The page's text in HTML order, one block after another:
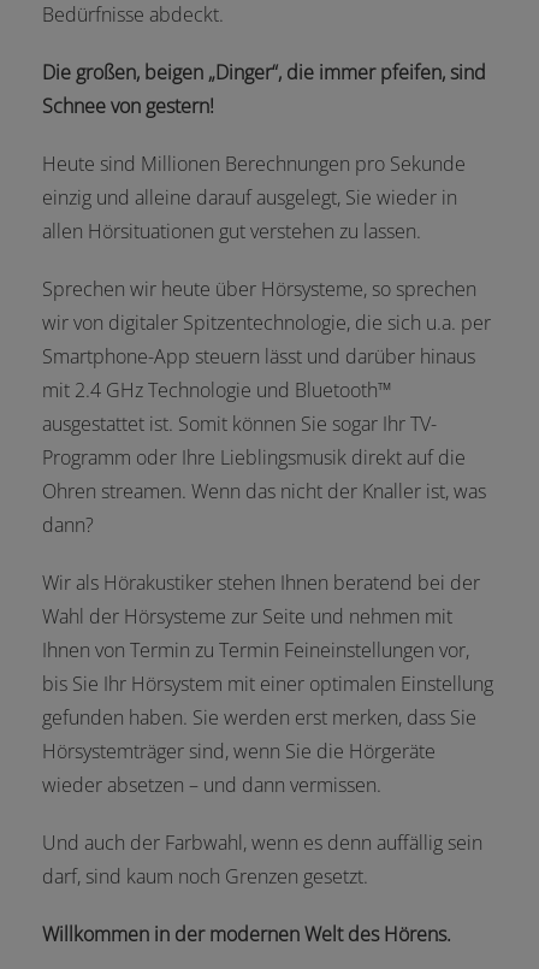
Bedürfnisse abdeckt.
Die großen, beigen „Dinger“, die immer pfeifen, sind
Schnee von gestern!
Heute sind Millionen Berechnungen pro Sekunde
einzig und alleine darauf ausgelegt, Sie wieder in
allen Hörsituationen gut verstehen zu lassen.
Sprechen wir heute über Hörsysteme, so sprechen
wir von digitaler Spitzentechnologie, die sich u.a. per
Smartphone-App steuern lässt und darüber hinaus
mit 2.4 GHz Technologie und Bluetooth™
ausgestattet ist. Somit können Sie sogar Ihr TV-
Programm oder Ihre Lieblingsmusik direkt auf die
Ohren streamen. Wenn das nicht der Knaller ist, was
dann?
Wir als Hörakustiker stehen Ihnen beratend bei der
Wahl der Hörsysteme zur Seite und nehmen mit
Ihnen von Termin zu Termin Feineinstellungen vor,
bis Sie Ihr Hörsystem mit einer optimalen Einstellung
gefunden haben. Sie werden erst merken, dass Sie
Hörsystemträger sind, wenn Sie die Hörgeräte
wieder absetzen – und dann vermissen.
Und auch der Farbwahl, wenn es denn auffällig sein
darf, sind kaum noch Grenzen gesetzt.
Willkommen in der modernen Welt des Hörens.